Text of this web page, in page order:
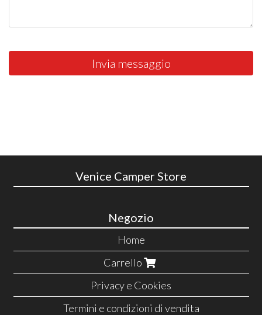
Invia messaggio
Venice Camper Store
Negozio
Home
Carrello
Privacy e Cookies
Termini e condizioni di vendita